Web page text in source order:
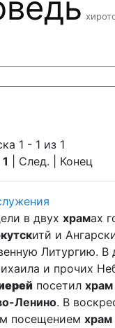
1 - 1 из 1
1 | След. | Конец
в двух храмах
итй и
Литургию. В
и прочих
посетил храм
Ленино. В
посещением храм